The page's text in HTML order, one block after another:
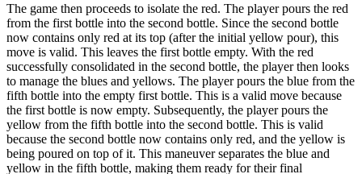
The game then proceeds to isolate the red. The player pours the red
from the first bottle into the second bottle. Since the second bottle
now contains only red at its top (after the initial yellow pour), this
move is valid. This leaves the first bottle empty. With the red
successfully consolidated in the second bottle, the player then looks
to manage the blues and yellows. The player pours the blue from the
fifth bottle into the empty first bottle. This is a valid move because
the first bottle is now empty. Subsequently, the player pours the
yellow from the fifth bottle into the second bottle. This is valid
because the second bottle now contains only red, and the yellow is
being poured on top of it. This maneuver separates the blue and
yellow in the fifth bottle, making them ready for their final